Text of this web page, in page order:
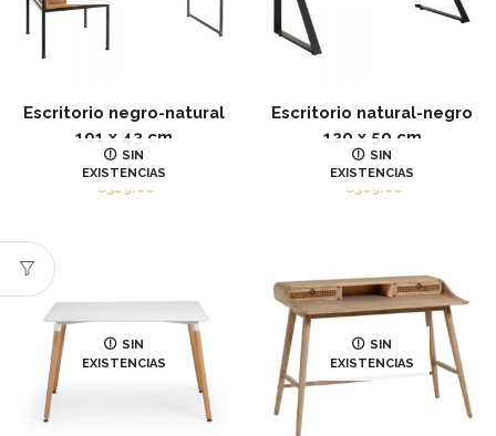
Escritorio negro-natural
101 x 43 cm
IR
€329.00
SIN
EXISTENCIAS
Escritorio natural-negro
120 x 50 cm
IR
€309.00
SIN
EXISTENCIAS
SIN
EXISTENCIAS
SIN
EXISTENCIAS